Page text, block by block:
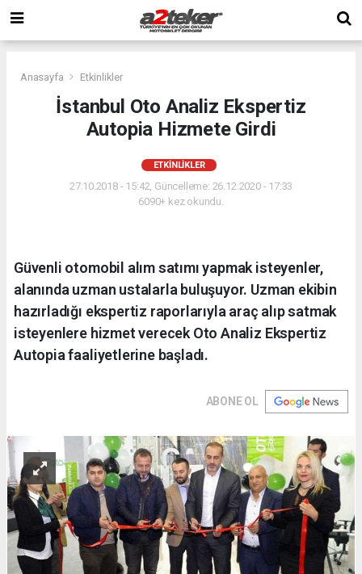
Anasayfa Etkinlikler
İstanbul Oto Analiz Ekspertiz
Autopia Hizmete Girdi
ETKINLIKLER
27.10.2018 - 15:42, Güncelleme: 26.12.2020 - 17:33
6090+ kez okundu.
Güvenli otomobil alım satımı yapmak isteyenler,
alanında uzman ustalarla buluşuyor. Uzman ekibin
hazırladığı ekspertiz raporlarıyla araç alıp satmak
isteyenlere hizmet verecek Oto Analiz Ekspertiz
Autopia faaliyetlerine başladı.
ABONE OL